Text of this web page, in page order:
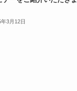
3月12日